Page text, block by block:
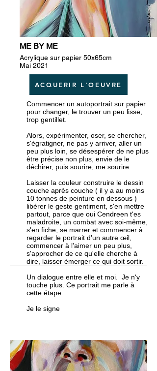
ME BY ME
Acrylique sur papier 50x65cm
Mai 2021
ACQUERIR L'OEUVRE
Commencer un autoportrait sur papier
pour changer, le trouver un peu lisse,
trop gentillet.
Alors, expérimenter, oser, se chercher,
s'égratigner, ne pas y arriver, aller un
peu plus loin, se désespérer de ne plus
être précise non plus, envie de le
déchirer, puis sourire, me sourire.
Laisser la couleur construire le dessin
couche après couche ( il y a au moins
10 tonnes de peinture en dessous )
libérer le geste gentiment, s'en mettre
partout, parce que oui Cendreen t'es
maladroite, un combat avec soi-même,
s'en fiche, se marrer et commencer à
regarder le portrait d'un autre œil,
commencer à l'aimer un peu plus,
s'approcher de ce qu'elle cherche à
dire, laisser émerger ce qui doit sortir.
Un dialogue entre elle et moi. Je n'y
touche plus. Ce portrait me parle à
cette étape.
Je le signe